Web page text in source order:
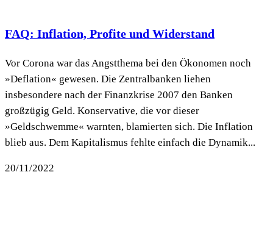
FAQ: Inflation, Profite und Widerstand
Vor Corona war das Angstthema bei den Ökonomen noch
»Deflation« gewesen. Die Zentralbanken liehen
insbesondere nach der Finanzkrise 2007 den Banken
großzügig Geld. Konservative, die vor dieser
»Geldschwemme« warnten, blamierten sich. Die Inflation
blieb aus. Dem Kapitalismus fehlte einfach die Dynamik...
20/11/2022